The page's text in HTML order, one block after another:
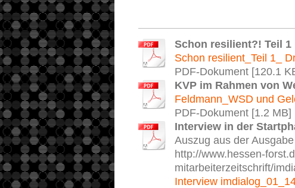
Schon resilient?! Teil 1
Schon resilient_Teil 1_
PDF-Dokument [120.1
KVP im Rahmen von
Feldmann_WSD und
PDF-Dokument [1.2 MB]
Interview in der
Auszug aus der
http://www.hessen-
mitarbeiterzeitschrift/
Interview